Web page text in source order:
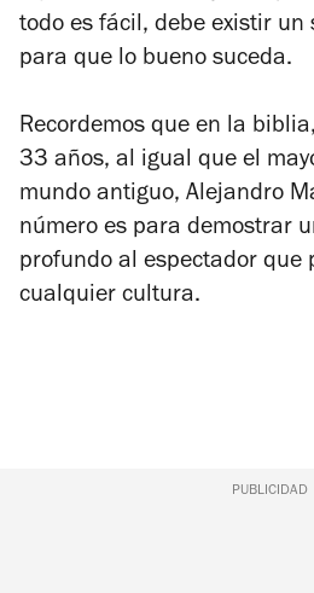
todo es fácil, debe existir un
para que lo bueno suceda.
Recordemos que en la
33 años, al igual que el
mundo antiguo, Alejandro
número es para demostrar
profundo al espectador que
cualquier cultura.
PUBLICIDAD